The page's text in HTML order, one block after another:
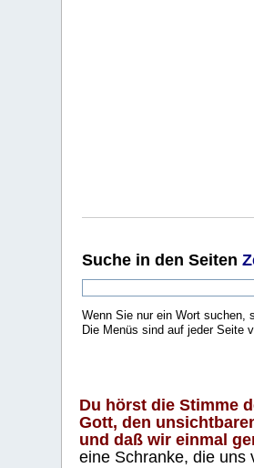
Suche in den Seiten
Wenn Sie nur ein Wort suchen,
Die Menüs sind auf jeder Seite
Du hörst die Stimme
Gott, den
und daß wir einmal
eine Schranke, die uns